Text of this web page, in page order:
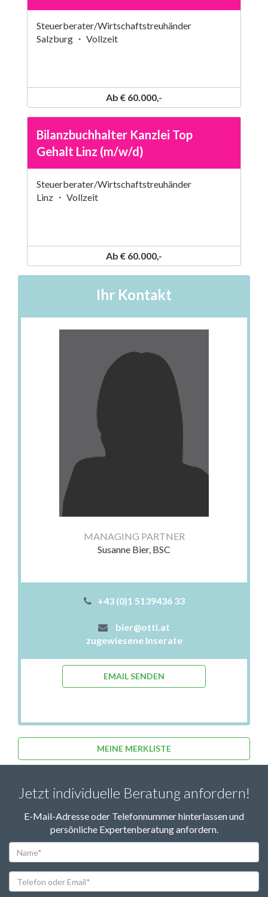
Steuerberater/Wirtschaftstreuhänder
Salzburg ・ Vollzeit
Ab € 60.000,-
Bilanzbuchhalter Kanzlei Top
Gehalt Linz (m/w/d)
Steuerberater/Wirtschaftstreuhänder
Linz ・ Vollzeit
Ab € 60.000,-
Ihr Kontakt
MANAGING PARTNER
Susanne Bier, BSC
+43 (0)1 5139436 33
bier@otti.at
zugewiesene Inserate
EMAIL SENDEN
MEINE MERKLISTE
Jetzt individuelle Beratung anfordern!
E-Mail-Adresse oder Telefonnummer hinterlassen und
persönliche Expertenberatung anfordern.
oder